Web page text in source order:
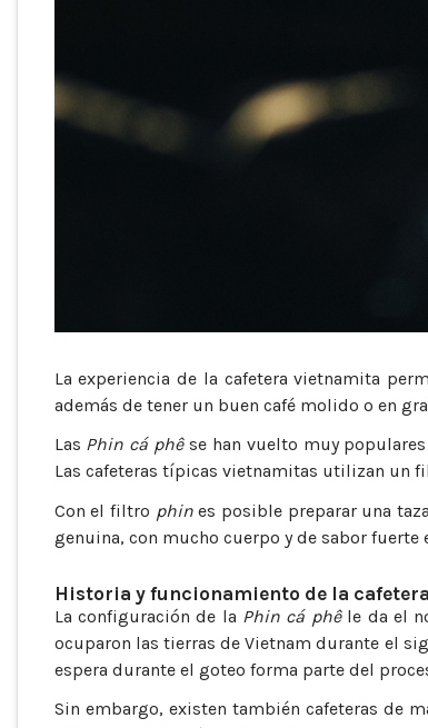
La experiencia de la cafetera vietnamita
además de tener un buen café molido o en
Las Phin cá phêse han vuelto muy
Las cafeteras típicas vietnamitas utilizan un
Con el filtro phines posible preparar una
genuina, con mucho cuerpo y de sabor fuerte
Historia y funcionamiento de la
La configuración de la Phin cá phêle da el
ocuparon las tierras de Vietnam durante el
espera durante el goteo forma parte del
Sin embargo, existen también cafeteras de